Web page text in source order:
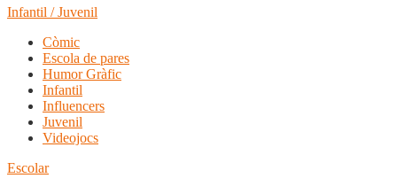
Infantil / Juvenil
Còmic
Escola de pares
Humor Gràfic
Infantil
Influencers
Juvenil
Videojocs
Escolar